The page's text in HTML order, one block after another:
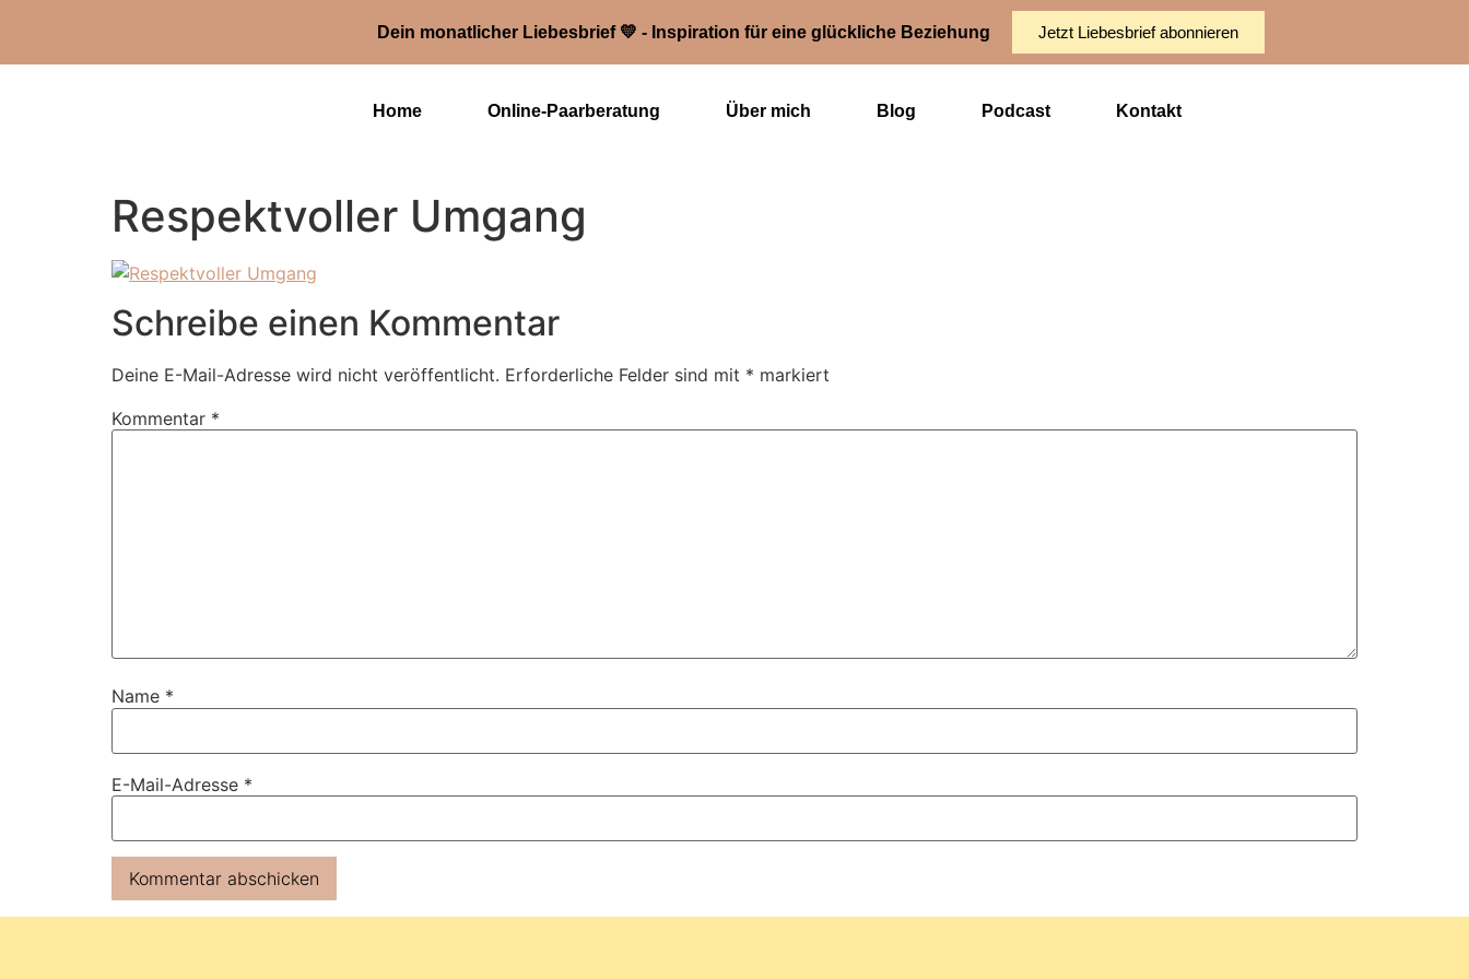
Dein monatlicher Liebesbrief 💛 - Inspiration für eine glückliche Beziehung Jetzt Liebesbrief abonnieren
Home Online-Paarberatung Über mich Blog Podcast Kontakt
Respektvoller Umgang
Schreibe einen Kommentar
Deine E-Mail-Adresse wird nicht veröffentlicht. Erforderliche Felder sind mit * markiert
Kommentar *
Name *
E-Mail-Adresse *